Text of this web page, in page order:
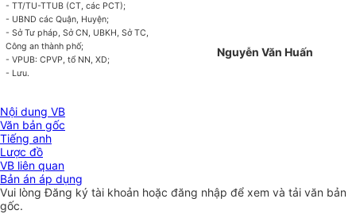
- TT/TU-TTUB (CT, các PCT);
- UBND các Quận, Huyện;
- Sở Tư pháp, Sở CN, UBKH, Sở TC,
Công an thành phố;
- VPUB: CPVP, tổ NN, XD;
- Lưu.
Nguyễn Văn Huấn
Nội dung VB
Văn bản gốc
Tiếng anh
Lược đồ
VB liên quan
Bản án áp dụng
Vui lòngĐăng ký tài khoản hoặc đăng nhập để xem và tải văn bản
gốc.